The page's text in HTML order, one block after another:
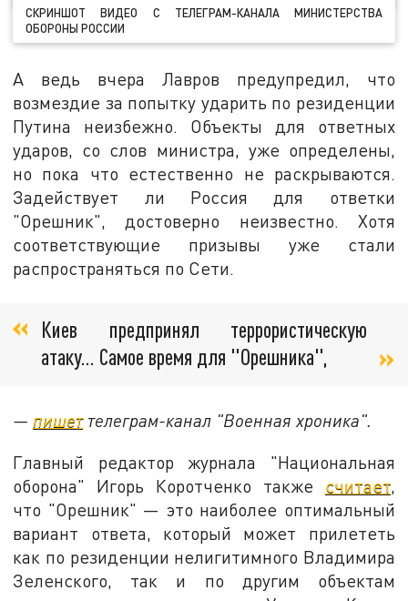
СКРИНШОТ ВИДЕО С ТЕЛЕГРАМ-КАНАЛА МИНИСТЕРСТВА
ОБОРОНЫ РОССИИ
А ведь вчера Лавров предупредил, что
возмездие за попытку ударить по резиденции
Путина неизбежно. Объекты для ответных
ударов, со слов министра, уже определены,
но пока что естественно не раскрываются.
Задействует ли Россия для ответки
"Орешник", достоверно неизвестно. Хотя
соответствующие призывы уже стали
распространяться по Сети.
Киев предпринял террористическую
атаку… Самое время для "Орешника",
— пишеттелеграм-канал "Военная хроника".
Главный редактор журнала "Национальная
оборона" Игорь Коротченко также считает,
что "Орешник" — это наиболее оптимальный
вариант ответа, который может прилететь
как по резиденции нелигитимного Владимира
Зеленского, так и по другим объектам